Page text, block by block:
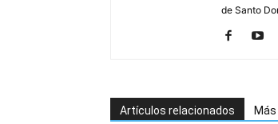
de Santo
Artículos relacionados